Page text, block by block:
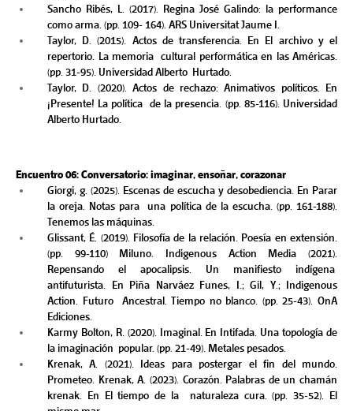
Sancho Ribés, L. (2017). Regina José Galindo: la performance
como arma. (pp. 109- 164). ARS Universitat Jaume I.
Taylor, D. (2015). Actos de transferencia. En El archivo y el
repertorio. La memoria  cultural performática en las Américas.
(pp. 31-95). Universidad Alberto  Hurtado.
Taylor, D. (2020). Actos de rechazo: Animativos políticos. En
¡Presente! La política  de la presencia. (pp. 85-116). Universidad
Alberto Hurtado.
Encuentro 06: Conversatorio: imaginar, ensoñar, corazonar
Giorgi, g. (2025). Escenas de escucha y desobediencia. En Parar
la oreja. Notas para  una política de la escucha. (pp. 161-188).
Tenemos las máquinas.
Glissant, É. (2019). Filosofía de la relación. Poesía en extensión.
(pp. 99-110) Miluno. Indigenous Action Media (2021).
Repensando el apocalipsis. Un manifiesto indígena
antifuturista. En Piña Narváez Funes, I.; Gil, Y.; Indigenous
Action. Futuro  Ancestral. Tiempo no blanco. (pp. 25-43). OnA
Ediciones.
Karmy Bolton, R. (2020). Imaginal. En Intifada. Una topología de
la imaginación  popular. (pp. 21-49). Metales pesados.
Krenak, A. (2021). Ideas para postergar el fin del mundo.
Prometeo. Krenak, A. (2023). Corazón. Palabras de un chamán
krenak. En El tiempo de la  naturaleza cura. (pp. 35-52). El